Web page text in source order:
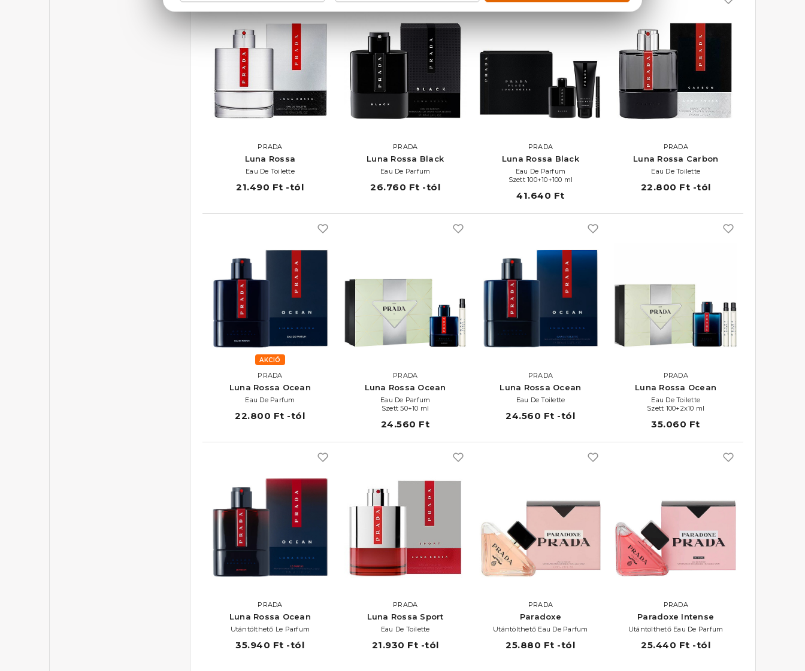
PRADA
Luna Rossa
Eau De Toilette
21.490 Ft -tól
PRADA
Luna Rossa Black
Eau De Parfum
26.760 Ft -tól
PRADA
Luna Rossa Black
Eau De Parfum
Szett 100+10+100 ml
41.640 Ft
PRADA
Luna Rossa Carbon
Eau De Toilette
22.800 Ft -tól
AKCIÓ
PRADA
Luna Rossa Ocean
Eau De Parfum
22.800 Ft -tól
PRADA
Luna Rossa Ocean
Eau De Parfum
Szett 50+10 ml
24.560 Ft
PRADA
Luna Rossa Ocean
Eau De Toilette
24.560 Ft -tól
PRADA
Luna Rossa Ocean
Eau De Toilette
Szett 100+2x10 ml
35.060 Ft
PRADA
Luna Rossa Ocean
Utántölthető Le Parfum
35.940 Ft -tól
PRADA
Luna Rossa Sport
Eau De Toilette
21.930 Ft -tól
PRADA
Paradoxe
Utántölthető Eau De Parfum
25.880 Ft -tól
PRADA
Paradoxe Intense
Utántölthető Eau De Parfum
25.440 Ft -tól